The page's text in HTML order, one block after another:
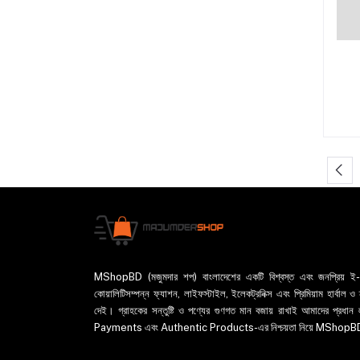
MShopBD (মজুমদার শপ) বাংলাদেশের একটি বিশ্বস্ত এবং জনপ্রিয় ই-
কোয়ালিটিসম্পন্ন ফ্যাশন, লাইফস্টাইল, ইলেকট্রনিক্স এবং প্রিমিয়াম
দেই। গ্রাহকের সন্তুষ্টি ও পণ্যের গুণগত মান বজায় রাখাই আমাদের
Payments এবং Authentic Products-এর নিশ্চয়তা নিয়ে MShopBD